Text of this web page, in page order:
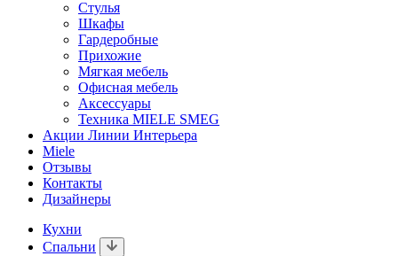
Стулья
Шкафы
Гардеробные
Прихожие
Мягкая мебель
Офисная мебель
Аксессуары
Техника MIELE SMEG
Акции Линии Интерьера
Miele
Отзывы
Контакты
Дизайнеры
Кухни
Спальни